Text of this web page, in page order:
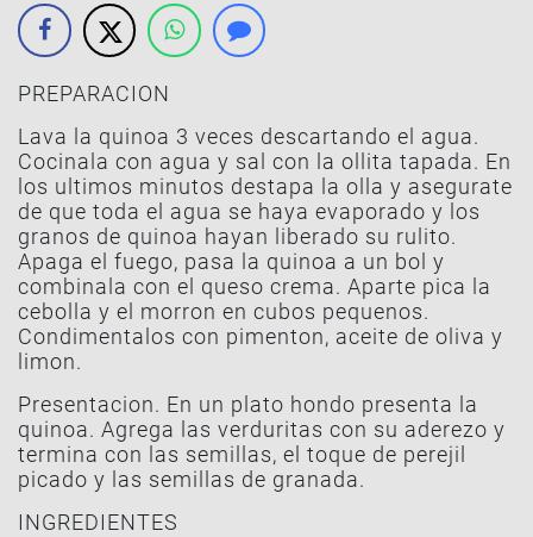
PREPARACION
Lava la quinoa 3 veces descartando el agua.
Cocinala con agua y sal con la ollita tapada. En
los ultimos minutos destapa la olla y asegurate
de que toda el agua se haya evaporado y los
granos de quinoa hayan liberado su rulito.
Apaga el fuego, pasa la quinoa a un bol y
combinala con el queso crema. Aparte pica la
cebolla y el morron en cubos pequenos.
Condimentalos con pimenton, aceite de oliva y
limon.
Presentacion. En un plato hondo presenta la
quinoa. Agrega las verduritas con su aderezo y
termina con las semillas, el toque de perejil
picado y las semillas de granada.
INGREDIENTES